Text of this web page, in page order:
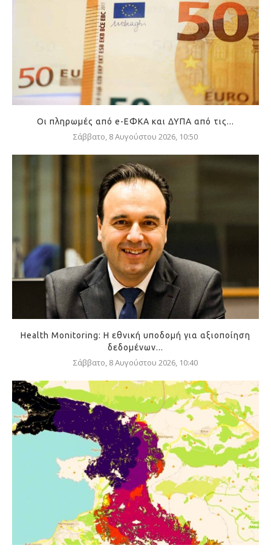
Οι πληρωμές από e-ΕΦΚΑ και ΔΥΠΑ από τις...
Σάββατο, 8 Αυγούστου 2026, 10:50
Health Monitoring: Η εθνική υποδομή για αξιοποίηση
δεδομένων...
Σάββατο, 8 Αυγούστου 2026, 10:40